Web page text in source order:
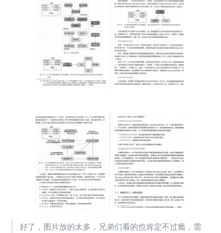
好了，图片放的太多，兄弟们看的也肯定不过瘾，需